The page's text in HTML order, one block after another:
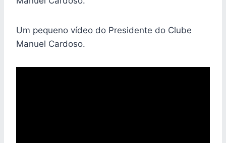
Um pequeno vídeo do Presidente do Clube
Manuel Cardoso.